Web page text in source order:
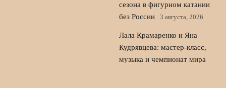
сезона в фигурном катании
без России
3 августа, 2026
Лала Крамаренко и Яна
Кудрявцева: мастер-класс,
музыка и чемпионат мира